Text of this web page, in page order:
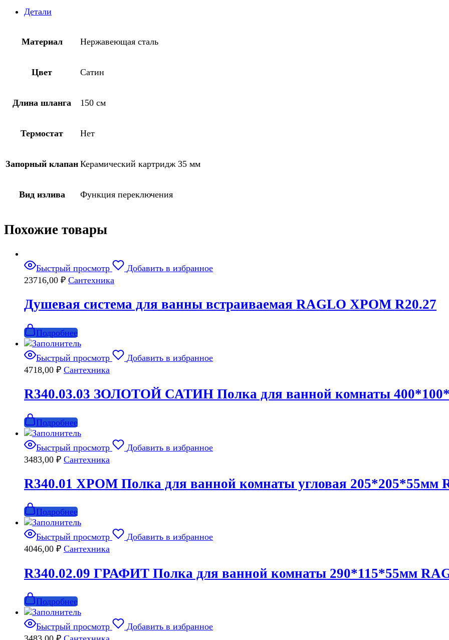
Детали
Материал Нержавеющая сталь
Цвет Сатин
Длина шланга 150 см
Термостат Нет
Запорный клапан Керамический картридж 35 мм
Вид излива Функция переключения
Похожие товары
Быстрый просмотр
Добавить в избранное
23716,00 ₽ Сантехника
Душевая система для ванны встраиваемая RAGLO ХРОМ R20.27
Подробнее
Быстрый просмотр
Добавить в избранное
4718,00 ₽ Сантехника
R340.03.03 ЗОЛОТОЙ САТИН Полка для ванной комнаты
Подробнее
Быстрый просмотр
Добавить в избранное
3483,00 ₽ Сантехника
R340.01 ХРОМ Полка для ванной комнаты угловая 205*205*55мм
Подробнее
Быстрый просмотр
Добавить в избранное
4046,00 ₽ Сантехника
R340.02.09 ГРАФИТ Полка для ванной комнаты 290*115*55мм
Подробнее
Быстрый просмотр
Добавить в избранное